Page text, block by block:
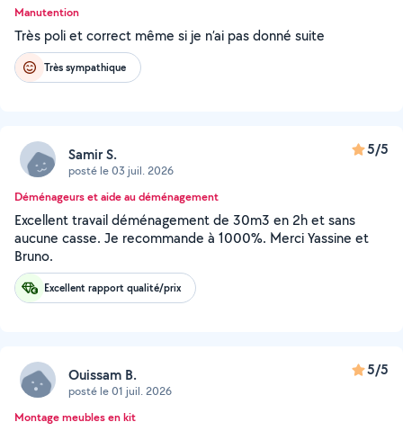
Manutention
Très poli et correct même si je n’ai pas donné suite
Très sympathique
Samir S.
posté le 03 juil. 2026
5/5
Déménageurs et aide au déménagement
Excellent travail déménagement de 30m3 en 2h et sans
aucune casse. Je recommande à 1000%. Merci Yassine et
Bruno.
Excellent rapport qualité/prix
Ouissam B.
posté le 01 juil. 2026
5/5
Montage meubles en kit